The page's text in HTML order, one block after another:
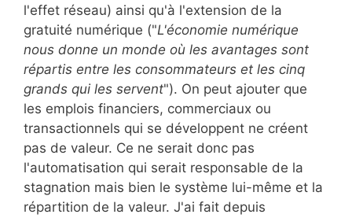
l'effet réseau) ainsi qu'à l'extension de la
gratuité numérique ("L'économie numérique
nous donne un monde où les avantages sont
répartis entre les consommateurs et les cinq
grands qui les servent"). On peut ajouter que
les emplois financiers, commerciaux ou
transactionnels qui se développent ne créent
pas de valeur. Ce ne serait donc pas
l'automatisation qui serait responsable de la
stagnation mais bien le système lui-même et la
répartition de la valeur. J'ai fait depuis